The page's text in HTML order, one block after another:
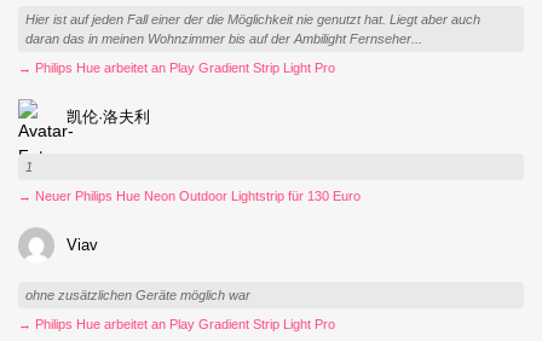
Hier ist auf jeden Fall einer der die Möglichkeit nie genutzt hat. Liegt aber auch
daran das in meinen Wohnzimmer bis auf der Ambilight Fernseher...
→ Philips Hue arbeitet an Play Gradient Strip Light Pro
凯伦·洛夫利
1
→ Neuer Philips Hue Neon Outdoor Lightstrip für 130 Euro
Viav
ohne zusätzlichen Geräte möglich war
→ Philips Hue arbeitet an Play Gradient Strip Light Pro